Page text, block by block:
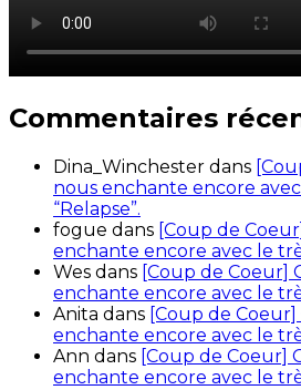
Commentaires
Dina_Winchester dans
nous enchante encore
“Relapse”.
fogue dans [Coup de
enchante encore avec le
Wes dans [Coup de Coeur]
enchante encore avec le
Anita dans [Coup de
enchante encore avec le
Ann dans [Coup de Coeur]
enchante encore avec le